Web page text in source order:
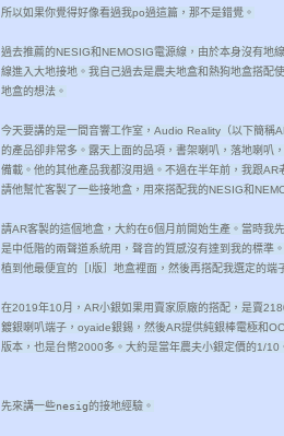
所以如果你覺得好像看過我po過這篇，那不是錯覺。
過去推薦的NESIG和NEMOSIG電源線，由於本身沒有地
線進入大地接地。我自己過去是農夫地盒和熱狗地盒搭配
地盒的想法。
今天要講的是一間音響工作室，Audio Reality（以下簡稱
的產品卻非常多。露天上面的品項，書架喇叭，落地喇叭
備載。他的其他產品我都沒用過。不過在半年前，我跟
請他幫忙客製了一些接地盒，用來搭配我的NESIG和
請AR客製的這個地盒，大約在6個月前開始生產。當時我
是中低階的兩聲道系統用，聲音的質感沒有達到我的標準
植到他最便宜的［I版］地盒裡面，然後再搭配我選定的
在2019年10月，AR小銀如果用賣家原廠的搭配，是賣
鍍銀喇叭端子，oyaide銀錫，然後AR提供純銀棒電極和
版本，也是台幣2000多。大約是當年農夫小銀定價的1/10
先來講一些nesig的接地經驗。